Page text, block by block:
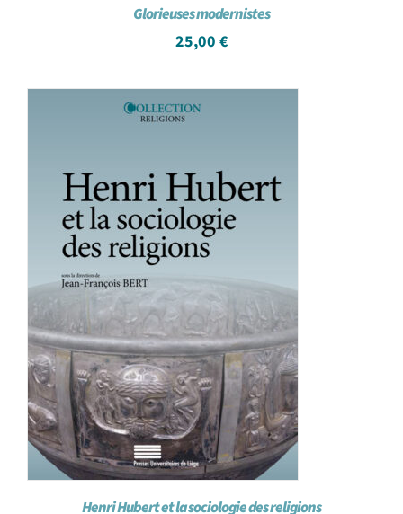
Glorieuses modernistes
25,00 €
Henri Hubert et la sociologie des religions